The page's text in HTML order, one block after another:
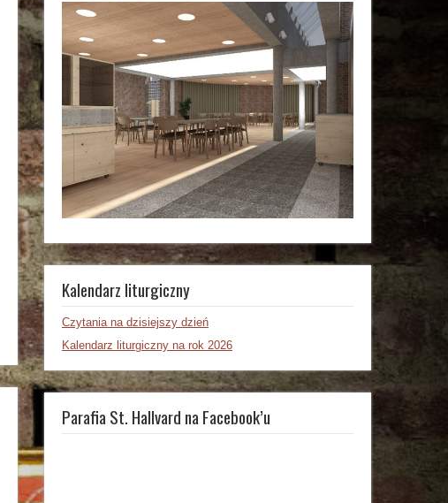
Kalendarz liturgiczny
Czytania na dzisiejszy dzień
Kalendarz liturgiczny na rok 2026
Parafia St. Hallvard na Facebook’u